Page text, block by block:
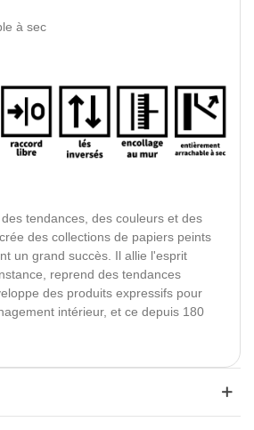
à sec
tendances, des couleurs et des
des collections de papiers peints
un grand succès. Il allie l'esprit
reprend des tendances
des produits expressifs pour
intérieur, et ce depuis 180